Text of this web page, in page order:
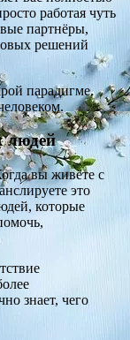
работая чуть
партнёры,
решений
парадигме.
людей
вы живёте с
это
которые
знает, чего